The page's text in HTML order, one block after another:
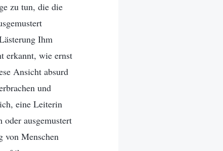
zu tun, die die
Ihm
erkannt, wie ernst
Ansicht absurd
und
eine Leiterin
oder ausgemustert
von Menschen